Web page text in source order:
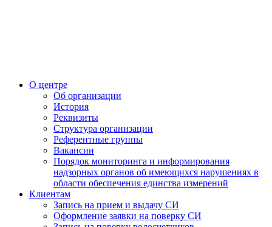
О центре
Об организации
История
Реквизиты
Структура организации
Референтные группы
Вакансии
Порядок мониторинга и информирования
надзорных органов об имеющихся нарушениях в
области обеспечения единства измерений
Клиентам
Запись на прием и выдачу СИ
Оформление заявки на поверку СИ